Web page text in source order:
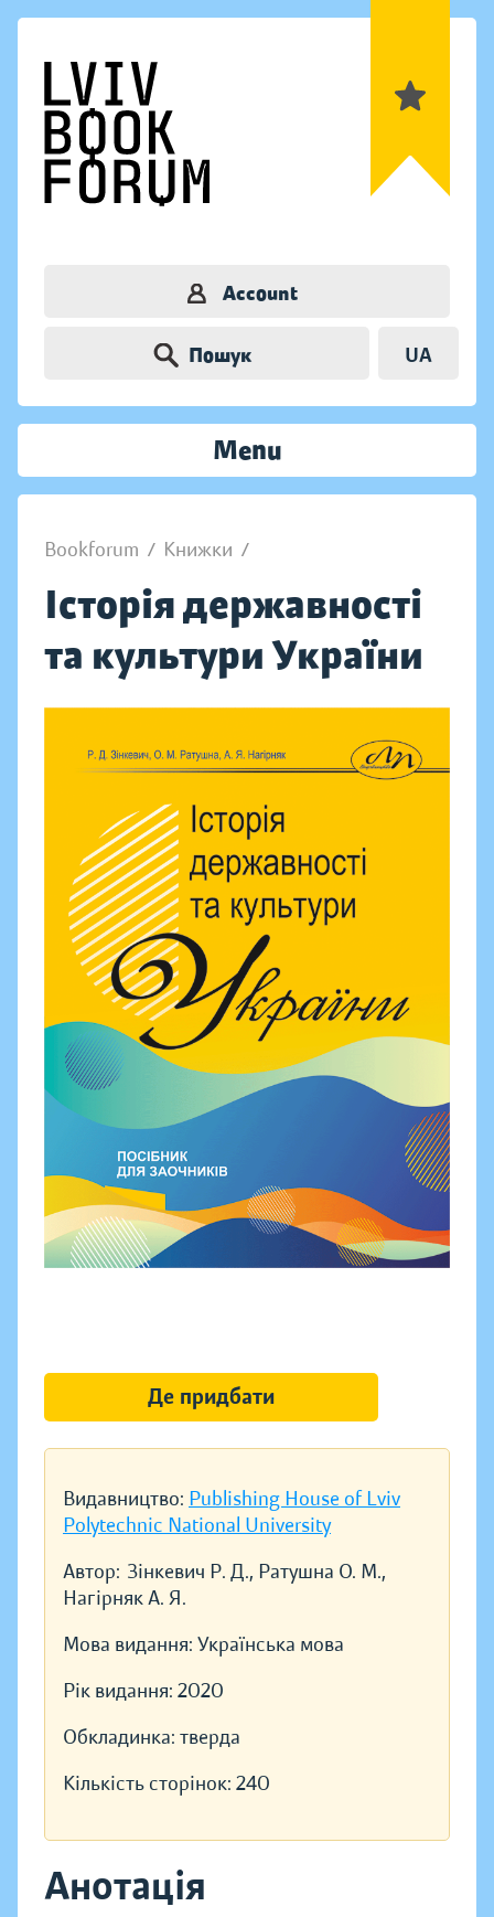
Account
Пошук UA
Menu
Bookforum / Книжки /
Історія державності
та культури України
Видавництво: Publishing House of Lviv
Polytechnic National University
Автор: Зінкевич Р. Д., Ратушна О. М.,
Нагірняк А. Я.
Мова видання: Українська мова
Рік видання: 2020
Обкладинка: тверда
Кількість сторінок: 240
Анотація
Де придбати